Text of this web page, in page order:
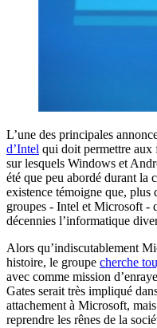
L’une des principales
d’Intel qui doit permettre aux
sur lesquels Windows et
été que peu abordé durant la
existence témoigne que, plus
groupes - Intel et Microsoft -
décennies l’informatique
Alors qu’indiscutablement
histoire, le groupe cherche
avec comme mission
Gates serait très impliqué
attachement à Microsoft,
reprendre les rênes de la